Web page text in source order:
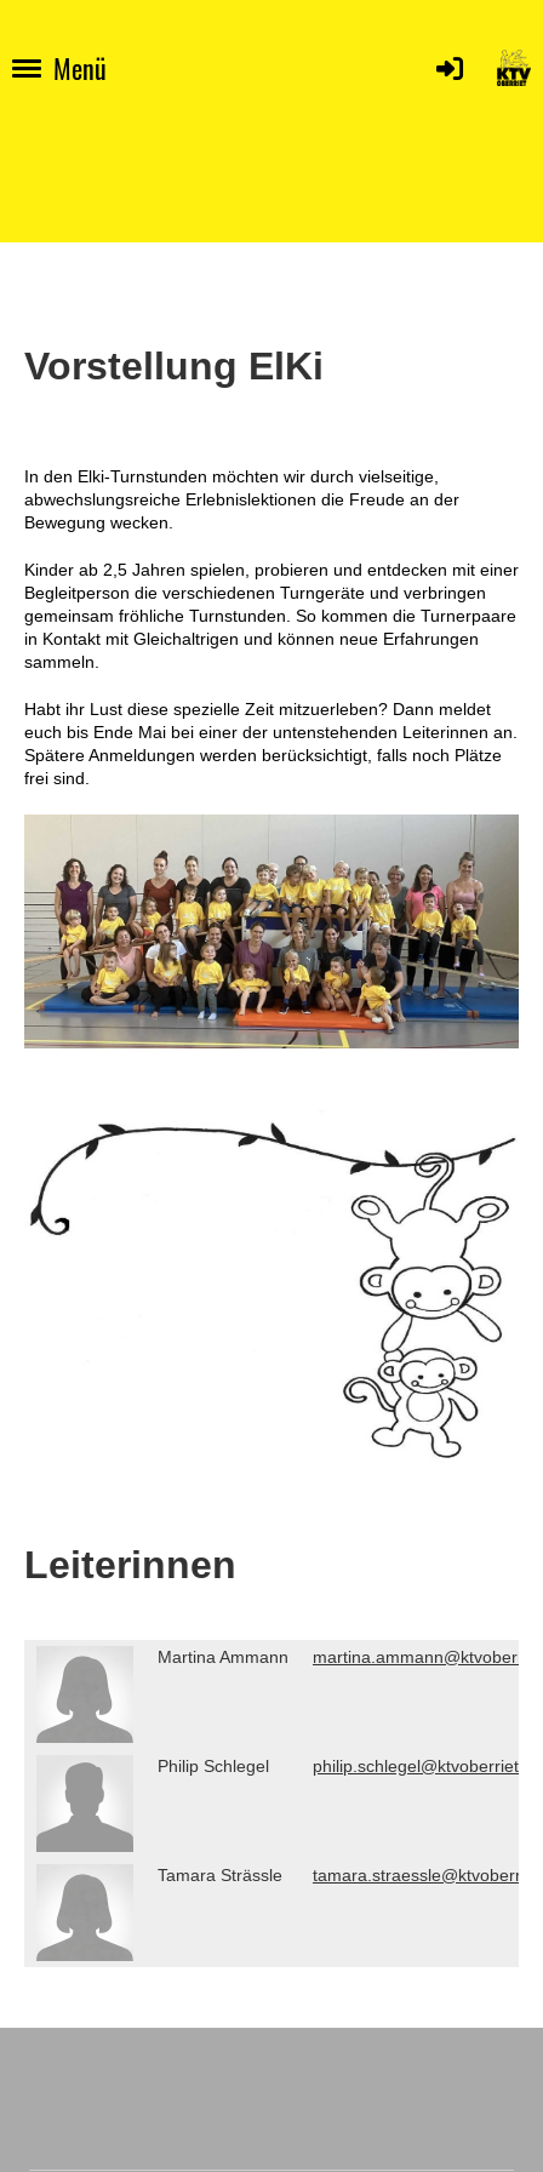
Menü
Vorstellung ElKi
In den Elki-Turnstunden möchten wir durch vielseitige,
abwechslungsreiche Erlebnislektionen die Freude an der
Bewegung wecken.
Kinder ab 2,5 Jahren spielen, probieren und entdecken mit einer
Begleitperson die verschiedenen Turngeräte und verbringen
gemeinsam fröhliche Turnstunden. So kommen die Turnerpaare
in Kontakt mit Gleichaltrigen und können neue Erfahrungen
sammeln.
Habt ihr Lust diese spezielle Zeit mitzuerleben? Dann meldet
euch bis Ende Mai bei einer der untenstehenden Leiterinnen an.
Spätere Anmeldungen werden berücksichtigt, falls noch Plätze
frei sind.
Leiterinnen
Martina Ammann
Philip Schlegel philip.schlegel@ktvoberriet.ch
Tamara Strässle